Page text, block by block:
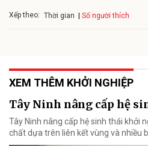
Xếp theo: Thời gian Số người thích
XEM THÊM KHỞI NGHIỆP
Tây Ninh nâng cấp hệ
Tây Ninh nâng cấp hệ sinh thái khởi
chất dựa trên liên kết vùng và nhiều